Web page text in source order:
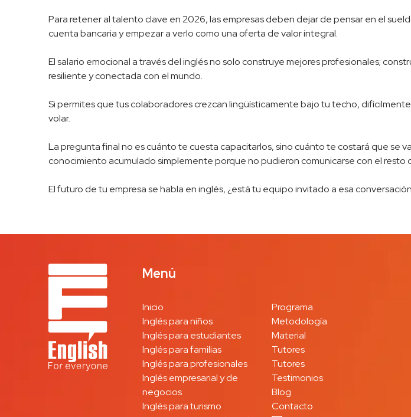
Para retener al talento clave en 2026, las empresas deben dejar de pensar en el
cuenta bancaria y empezar a verlo como una oferta de valor integral.
El salario emocional a través del inglés no solo construye mejores profesionales;
resiliente y conectada con el mundo.
Si permites que tus colaboradores crezcan lingüísticamente bajo tu techo,
volar.
La pregunta final no es cuánto te cuesta capacitarlos, sino cuánto te costará que se
conocimiento acumulado simplemente porque no pudieron comunicarse con el resto
El futuro de tu empresa se habla en inglés, ¿está tu equipo invitado a esa
Menú
Inicio
Inglés para niños
Inglés para estudiantes
Inglés para familias
Inglés para profesionales
Inglés empresarial y de
negocios
Inglés para turismo
Programa
Metodología
Material
Tutores
Tutores
Testimonios
Blog
Contacto